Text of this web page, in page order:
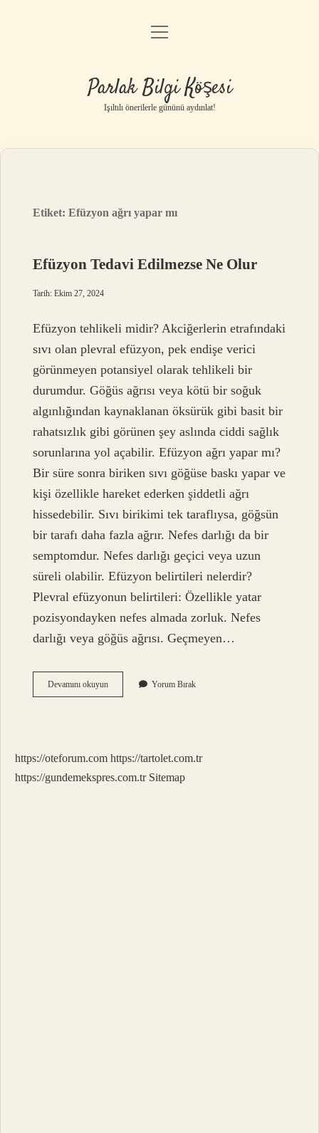
Anasayfa
Yasal Uyarı
menüyü
Parlak Bilgi Köşesi
Işıltılı önerilerle gününü aydınlat!
Etiket:Efüzyon ağrı yapar mı
Efüzyon Tedavi Edilmezse Ne Olur
Tarih: Ekim 27, 2024
Efüzyon tehlikeli midir? Akciğerlerin etrafındaki
sıvı olan plevral efüzyon, pek endişe verici
görünmeyen potansiyel olarak tehlikeli bir
durumdur. Göğüs ağrısı veya kötü bir soğuk
algınlığından kaynaklanan öksürük gibi basit bir
rahatsızlık gibi görünen şey aslında ciddi sağlık
sorunlarına yol açabilir. Efüzyon ağrı yapar mı?
Bir süre sonra biriken sıvı göğüse baskı yapar ve
kişi özellikle hareket ederken şiddetli ağrı
hissedebilir. Sıvı birikimi tek taraflıysa, göğsün
bir tarafı daha fazla ağrır. Nefes darlığı da bir
semptomdur. Nefes darlığı geçici veya uzun
süreli olabilir. Efüzyon belirtileri nelerdir?
Plevral efüzyonun belirtileri: Özellikle yatar
pozisyondayken nefes almada zorluk. Nefes
darlığı veya göğüs ağrısı. Geçmeyen…
Devamını okuyunEfüzyon
Tedavi
Yorum Bırak
https://oteforum.com https://tartolet.com.tr
https://gundemekspres.com.tr Sitemap